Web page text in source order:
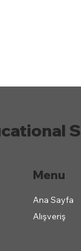
Menu
Ana Sayfa
Alışveriş